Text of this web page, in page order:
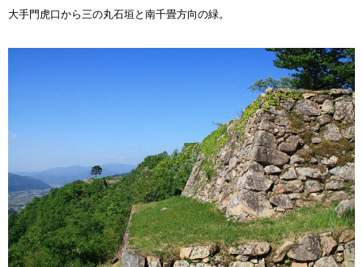
大手門虎口から三の丸石垣と南千畳方向の緑。